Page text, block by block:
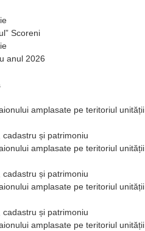
Scoreni
anul 2026
amplasate pe teritoriul unității
și patrimoniu
amplasate pe teritoriul unității
și patrimoniu
amplasate pe teritoriul unității
și patrimoniu
amplasate pe teritoriul unității